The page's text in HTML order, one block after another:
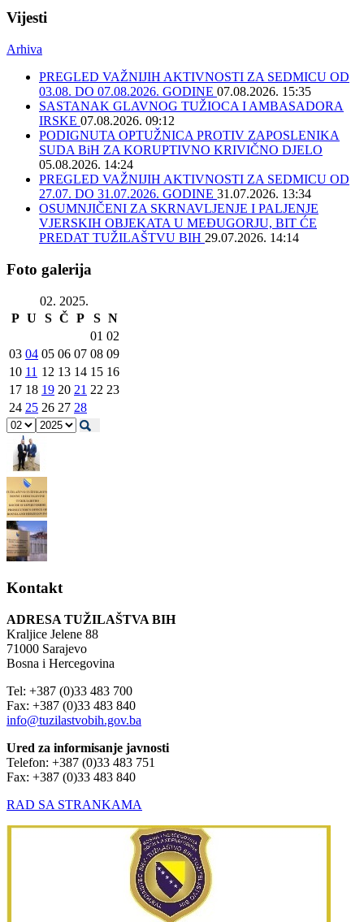
Vijesti
Arhiva
PREGLED VAŽNIJIH AKTIVNOSTI ZA SEDMICU OD
03.08. DO 07.08.2026. GODINE 07.08.2026. 15:35
SASTANAK GLAVNOG TUŽIOCA I AMBASADORA
IRSKE 07.08.2026. 09:12
PODIGNUTA OPTUŽNICA PROTIV ZAPOSLENIKA
SUDA BiH ZA KORUPTIVNO KRIVIČNO DJELO
05.08.2026. 14:24
PREGLED VAŽNIJIH AKTIVNOSTI ZA SEDMICU OD
27.07. DO 31.07.2026. GODINE 31.07.2026. 13:34
OSUMNJIČENI ZA SKRNAVLJENJE I PALJENJE
VJERSKIH OBJEKATA U MEĐUGORJU, BIT ĆE
PREDAT TUŽILAŠTVU BIH 29.07.2026. 14:14
Foto galerija
02. 2025.
P U S Č P S N
01 02
03 04 05 06 07 08 09
10 11 12 13 14 15 16
17 18 19 20 21 22 23
24 25 26 27 28
Kontakt
ADRESA TUŽILAŠTVA BIH
Kraljice Jelene 88
71000 Sarajevo
Bosna i Hercegovina
Tel: +387 (0)33 483 700
Fax: +387 (0)33 483 840
info@tuzilastvobih.gov.ba
Ured za informisanje javnosti
Telefon: +387 (0)33 483 751
Fax: +387 (0)33 483 840
RAD SA STRANKAMA